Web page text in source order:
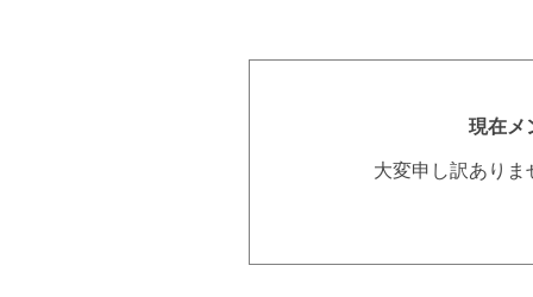
現在メ
大変申し訳あり